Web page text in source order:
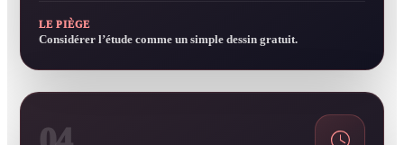
LE PIÈGE
Considérer l’étude comme un simple dessin gratuit.